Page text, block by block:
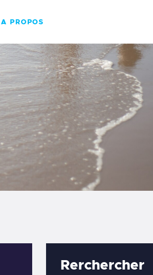
A PROPOS
Rerchercher